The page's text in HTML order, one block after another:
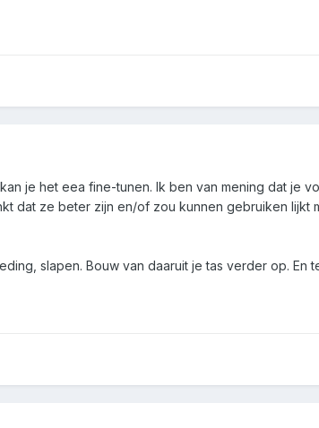
je het eea fine-tunen. Ik ben van mening dat je
dat ze beter zijn en/of zou kunnen gebruiken lijkt
slapen. Bouw van daaruit je tas verder op. En